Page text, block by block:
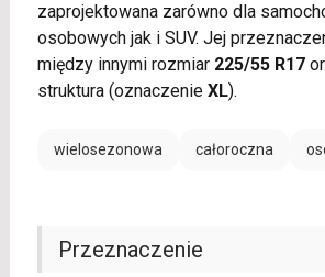
zaprojektowana zarówno dla
osobowych jak i SUV. Jej
między innymi rozmiar 225/55 R17
struktura (oznaczenie XL).
wielosezonowa całoroczna
Przeznaczenie